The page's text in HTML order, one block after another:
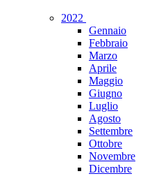
2022
Gennaio
Febbraio
Marzo
Aprile
Maggio
Giugno
Luglio
Agosto
Settembre
Ottobre
Novembre
Dicembre